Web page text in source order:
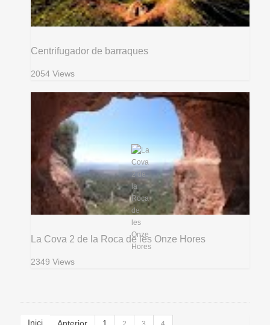
Centrifugador de barraques
2054 Views
La Cova 2 de la Roca de les Onze Hores
2349 Views
Inici